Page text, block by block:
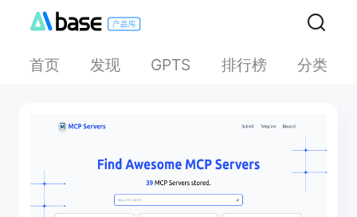
首页 发现 GPTS 排行榜 分类